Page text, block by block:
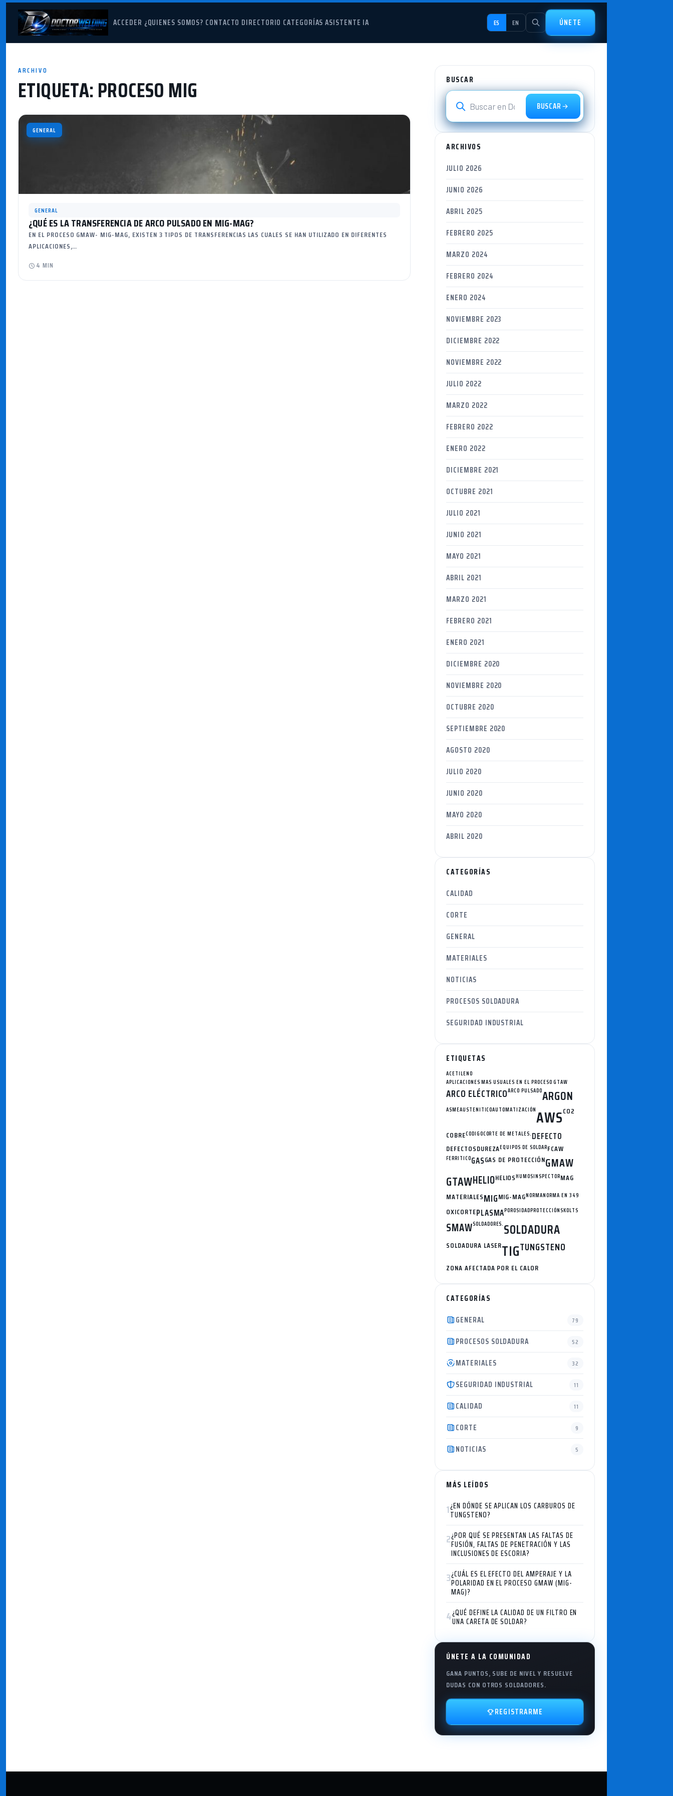
ACCEDER ¿QUIENES SOMOS? CONTACTO DIRECTORIO CATEGORÍAS ASISTENTE IA ES EN ÚNETE
ARCHIVO
ETIQUETA:PROCESO MIG
GENERAL
GENERAL
¿QUÉ ES LA TRANSFERENCIA DE ARCO PULSADO EN MIG-MAG?
EN EL PROCESO GMAW- MIG-MAG, EXISTEN 3 TIPOS DE TRANSFERENCIAS LAS CUALES SE HAN UTILIZADO EN DIFERENTES
APLICACIONES,…
4 MIN
BUSCAR
BUSCAR
ARCHIVOS
JULIO 2026
JUNIO 2026
ABRIL 2025
FEBRERO 2025
MARZO 2024
FEBRERO 2024
ENERO 2024
NOVIEMBRE 2023
DICIEMBRE 2022
NOVIEMBRE 2022
JULIO 2022
MARZO 2022
FEBRERO 2022
ENERO 2022
DICIEMBRE 2021
OCTUBRE 2021
JULIO 2021
JUNIO 2021
MAYO 2021
ABRIL 2021
MARZO 2021
FEBRERO 2021
ENERO 2021
DICIEMBRE 2020
NOVIEMBRE 2020
OCTUBRE 2020
SEPTIEMBRE 2020
AGOSTO 2020
JULIO 2020
JUNIO 2020
MAYO 2020
ABRIL 2020
CATEGORÍAS
CALIDAD
CORTE
GENERAL
MATERIALES
NOTICIAS
PROCESOS SOLDADURA
SEGURIDAD INDUSTRIAL
ETIQUETAS
ACETILENO
APLICACIONES MAS USUALES EN EL PROCESO GTAW
ARCO ELÉCTRICOARCO PULSADOARGON
ASMEAUSTENITICOAUTOMATIZACIÓNAWSCO2
COBRECODIGOCORTE DE METALES.DEFECTO
DEFECTOSDUREZAEQUIPOS DE SOLDARFCAW
FERRITICOGASGAS DE PROTECCIÓNGMAW
GTAWHELIOHELIOSHUMOSINSPECTORMAG
MATERIALESMIGMIG-MAGNORMANORMA EN 349
OXICORTEPLASMAPOROSIDADPROTECCIÓNSKOLTS
SMAWSOLDADORES.SOLDADURA
SOLDADURA LASERTIGTUNGSTENO
ZONA AFECTADA POR EL CALOR
CATEGORÍAS
GENERAL
79
PROCESOS SOLDADURA 52
MATERIALES 32
SEGURIDAD INDUSTRIAL 11
CALIDAD 11
CORTE 9
NOTICIAS 5
MÁS LEÍDOS
1¿EN DÓNDE SE APLICAN LOS CARBUROS DE
TUNGSTENO?
2¿POR QUÉ SE PRESENTAN LAS FALTAS DE
FUSIÓN, FALTAS DE PENETRACIÓN Y LAS
INCLUSIONES DE ESCORIA?
3¿CUÁL ES EL EFECTO DEL AMPERAJE Y LA
POLARIDAD EN EL PROCESO GMAW (MIG-
MAG)?
4¿QUÉ DEFINE LA CALIDAD DE UN FILTRO EN
UNA CARETA DE SOLDAR?
ÚNETE A LA COMUNIDAD
GANA PUNTOS, SUBE DE NIVEL Y RESUELVE
DUDAS CON OTROS SOLDADORES.
REGISTRARME